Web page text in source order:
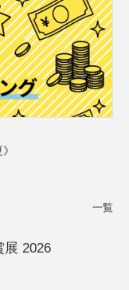
一覧
展 2026